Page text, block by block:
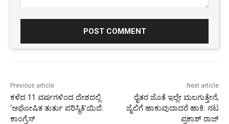
Previous article
ಕಳೆದ 11 ವರ್ಷಗಳಿಂದ ದೇಶದಲ್ಲಿ
‘ಅಘೋಷಿತ ತುರ್ತು ಪರಿಸ್ಥಿತಿ’ಯಿದೆ:
ಕಾಂಗ್ರೆಸ್
Next article
ರೈತರ ಜೊತೆ ಇಲ್ಲೇ ಮಲಗುತ್ತೇನೆ,
ಜೈಲಿಗೆ ಹಾಕುವುದಾದರೆ ಹಾಕಿ: ನಟ
ಪ್ರಕಾಶ್ ರಾಜ್